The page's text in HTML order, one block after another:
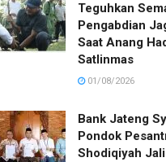
Teguhkan
Pengabdian
Saat Anang
Satlinmas
01/08/2026
Bank Jateng
Pondok
Shodiqiyah